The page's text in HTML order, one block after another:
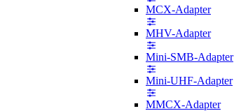
MCX-Adapter
MHV-Adapter
Mini-SMB-Adapter
Mini-UHF-Adapter
MMCX-Adapter